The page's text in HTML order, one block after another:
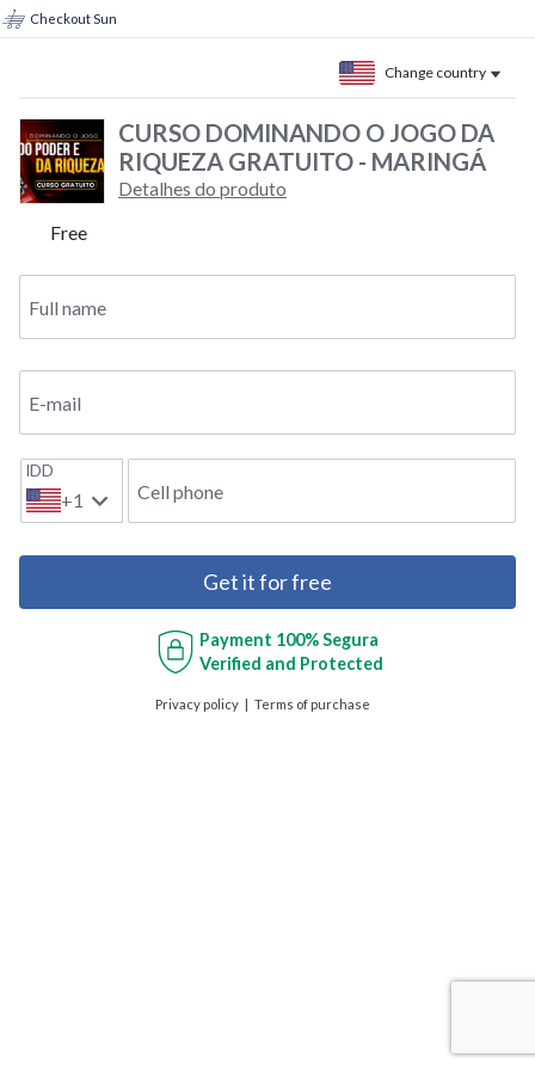
Checkout Sun
Change country
CURSO DOMINANDO O JOGO DA
RIQUEZA GRATUITO - MARINGÁ
Detalhes do produto
Free
Full name
E-mail
IDD
+1 Cell phone
Get it for free
Payment 100% Segura
Verified and Protected
Privacy policy Terms of purchase